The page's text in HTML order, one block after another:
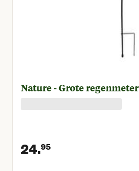
Nature - Grote regenmeter
24.95